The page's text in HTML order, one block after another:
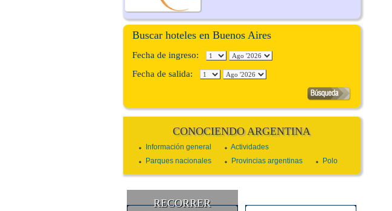
Buscar hoteles en Buenos Aires
Fecha de ingreso:
Fecha de salida:
CONOCIENDO ARGENTINA
Información general
Actividades
Parques nacionales
Provincias argentinas Polo
RECORRER